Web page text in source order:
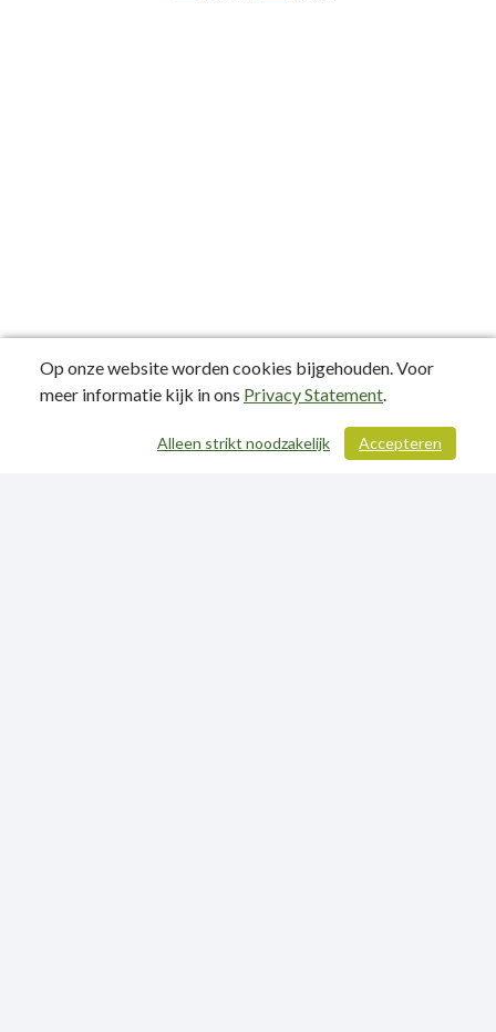
/ 321
Op onze website worden cookies bijgehouden. Voor
meer informatie kijk in ons Privacy Statement.
Accepteren
Alleen strikt noodzakelijk